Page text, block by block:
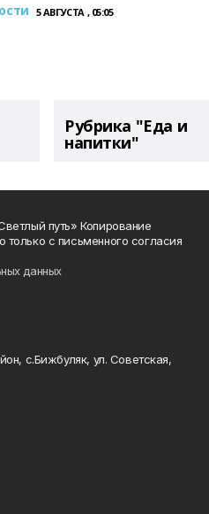
5 АВГУСТА , 05:05
Рубрика "Еда и
напитки"
путь» Копирование
с письменного согласия
данных
с.Бижбуляк, ул. Советская,